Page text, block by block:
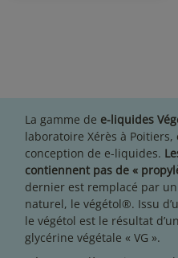
La gamme de e-liquides
laboratoire Xérès à
conception de e-liquides.
contiennent pas de «
dernier est remplacé par
naturel, le végétol®. Issu
le végétol est le résultat
glycérine végétale « VG ».